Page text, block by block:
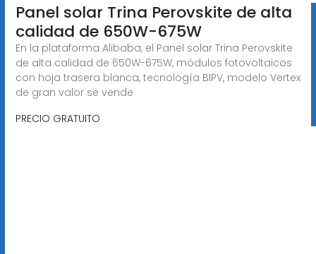
Panel solar Trina Perovskite de alta
calidad de 650W-675W
En la plataforma Alibaba, el Panel solar Trina Perovskite
de alta calidad de 650W-675W, módulos fotovoltaicos
con hoja trasera blanca, tecnología BIPV, modelo Vertex
de gran valor se vende
PRECIO GRATUITO